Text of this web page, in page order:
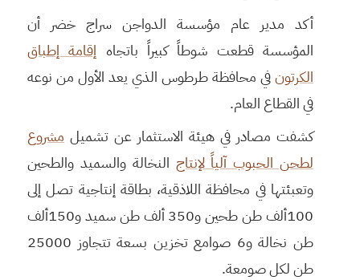
أكد مدير عام مؤسسة الدواجن سراج خضر أن
المؤسسة قطعت شوطاً كبيراً باتجاه إقامة إطباق
الكرتونفي محافظة طرطوس الذي يعد الأول من نوعه
في القطاع العام.
كشفت مصادر في هيئة الاستثمار عن تشميلمشروع
لطحن الحبوب آلياً لإنتاج النخالة والسميد والطحين
وتعبئتها في محافظة اللاذقية، بطاقة إنتاجية تصل إلى
100ألف طن طحين و350 ألف طن سميد و150ألف
طن نخالة و6 صوامع تخزين بسعة تتجاوز 25000
طن لكل صومعة.